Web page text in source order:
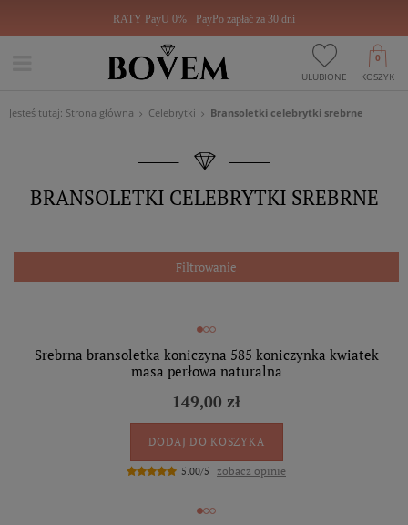
RATY PayU 0% PayPo zapłać za 30 dni
ULUBIONE KOSZYK
0
Jesteś tutaj: Strona główna Celebrytki Bransoletki celebrytki srebrne
BRANSOLETKI CELEBRYTKI SREBRNE
Filtrowanie
Srebrna bransoletka koniczyna 585 koniczynka kwiatek
masa perłowa naturalna
149,00 zł
DODAJ DO KOSZYKA
5.00/5 zobacz opinie